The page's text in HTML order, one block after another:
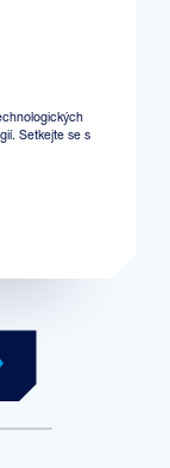
Setkejte se s